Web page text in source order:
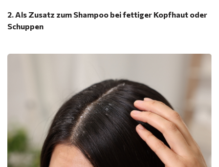
2. Als Zusatz zum Shampoo bei fettiger Kopfhaut oder
Schuppen